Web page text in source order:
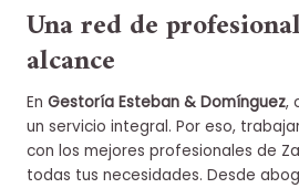
Una red de
alcance
En Gestoría Esteban & Domínguez,
un servicio integral. Por eso,
con los mejores profesionales de
todas tus necesidades. Desde